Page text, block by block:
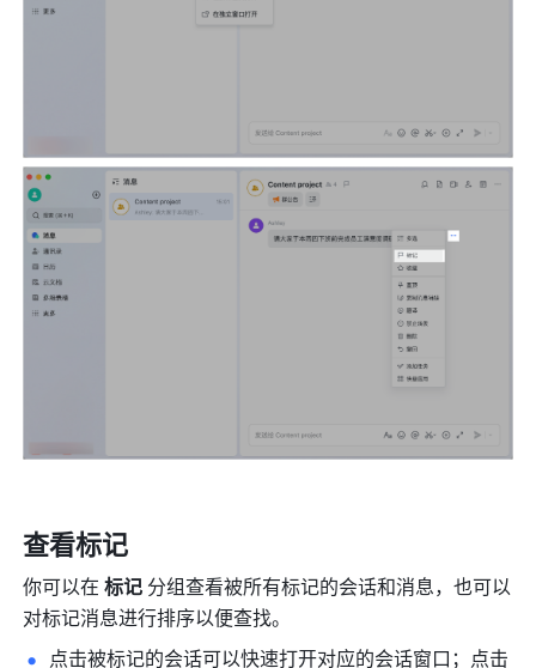
查看标记
你可以在 标记 分组查看被所有标记的会话和消息，也可以
对标记消息进行排序以便查找。
点击被标记的会话可以快速打开对应的会话窗口；点击